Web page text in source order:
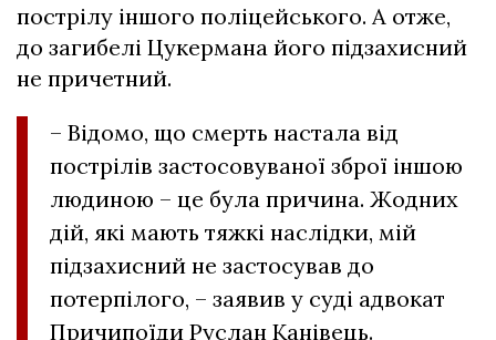
пострілу іншого поліцейського. А отже,
до загибелі Цукермана його підзахисний
не причетний.
– Відомо, що смерть настала від
пострілів застосовуваної зброї іншою
людиною – це була причина. Жодних
дій, які мають тяжкі наслідки, мій
підзахисний не застосував до
потерпілого, – заявив у суді адвокат
Причипоїди Руслан Канівець.